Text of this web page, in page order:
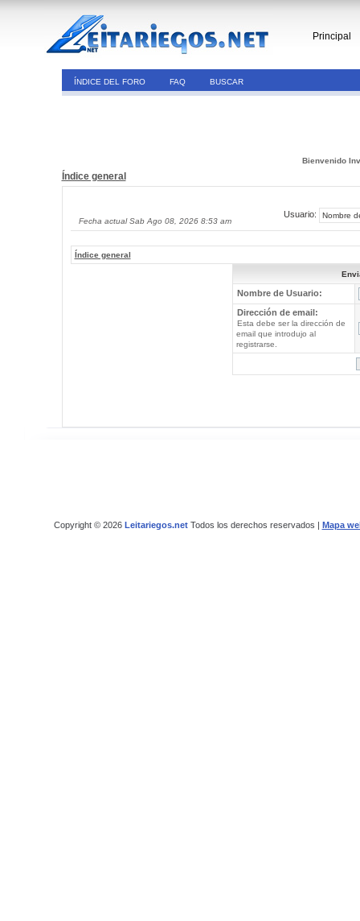
Principal
ÍNDICE DEL FORO FAQ BUSCAR
Bienvenido
Índice general
Fecha actual Sab Ago 08, 2026 8:53 am
Usuario:
Índice general
Nombre de Usuario:
Dirección de email:
Esta debe ser la dirección de
email que introdujo al
registrarse.
Copyright © 2026 Leitariegos.netTodos los derechos reservados | Mapa